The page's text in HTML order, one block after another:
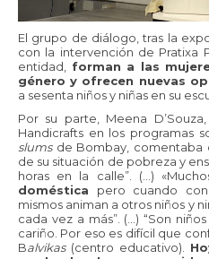
El grupo de diálogo, tras la
con la intervención de Pratixa
entidad, forman a las
género y ofrecen nuevas
a sesenta niños y niñas en su
Por su parte, Meena
Handicrafts en los programas
slumsde Bombay, comentaba
de su situación de pobreza y
horas en la calle”. (…)
doméstica pero cuando
mismos animan a otros niños y
cada vez a más”. (…) “Son
cariño. Por eso es difícil que
Balvikas(centro educativo).